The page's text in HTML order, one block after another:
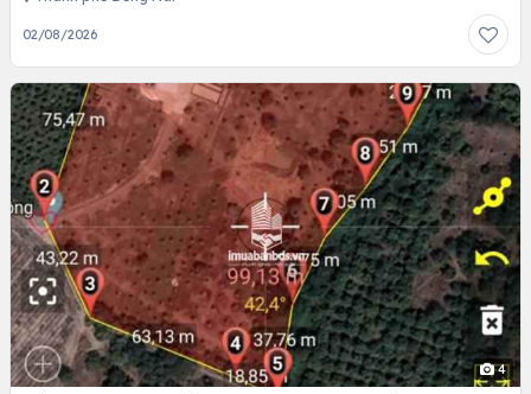
02/08/2026
4